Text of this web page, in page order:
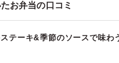
お弁当の口コミ
ステーキ&季節のソースで味わ